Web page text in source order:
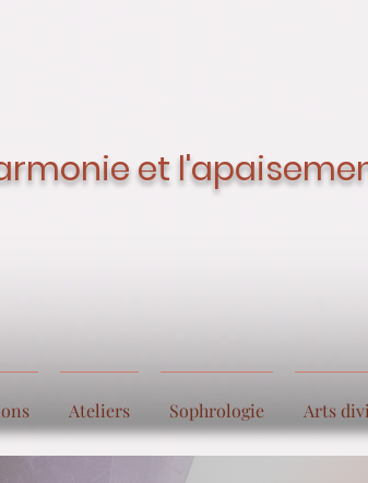
et
Ateliers Sophrologie Arts